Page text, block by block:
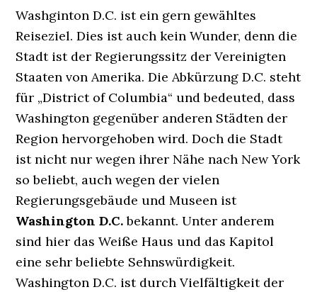
Washginton D.C. ist ein gern gewähltes
Reiseziel. Dies ist auch kein Wunder, denn die
Stadt ist der Regierungssitz der Vereinigten
Staaten von Amerika. Die Abkürzung D.C. steht
für „District of Columbia“ und bedeuted, dass
Washington gegenüber anderen Städten der
Region hervorgehoben wird. Doch die Stadt
ist nicht nur wegen ihrer Nähe nach New York
so beliebt, auch wegen der vielen
Regierungsgebäude und Museen ist
Washington D.C.bekannt. Unter anderem
sind hier das Weiße Haus und das Kapitol
eine sehr beliebte Sehnswürdigkeit.
Washington D.C. ist durch Vielfältigkeit der